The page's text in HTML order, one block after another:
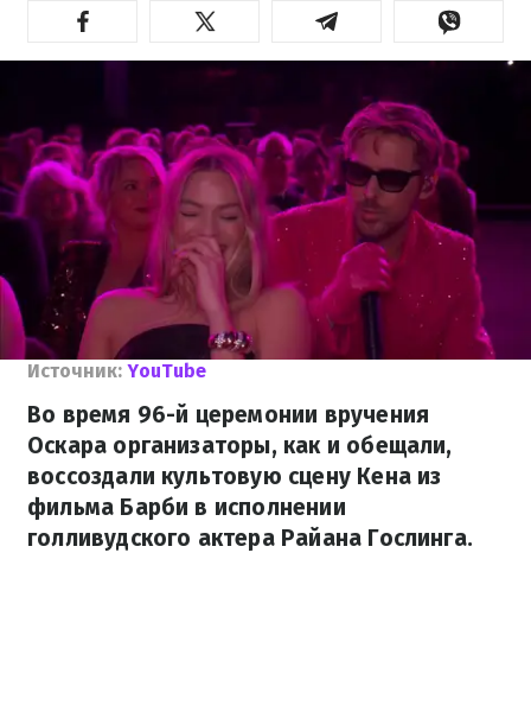
Источник: YouTube
Во время 96-й церемонии вручения
Оскара организаторы, как и обещали,
воссоздали культовую сцену Кена из
фильма Барби в исполнении
голливудского актера Райана Гослинга.